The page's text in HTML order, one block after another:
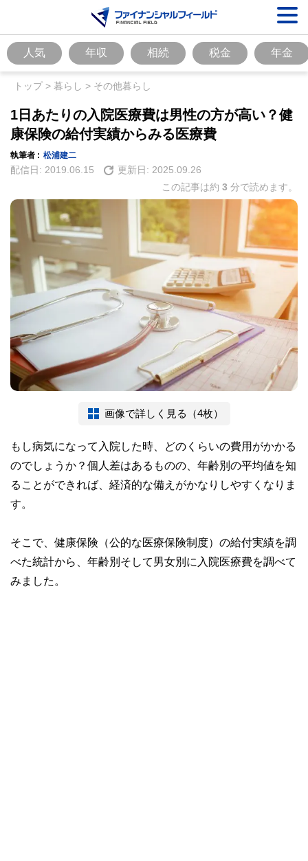
人気 年収 相続 税金 年金
トップ> 暮らし > その他暮らし
1日あたりの入院医療費は男性の方が高い？健
康保険の給付実績からみる医療費
執筆者 : 松浦建二
配信日: 2019.06.15 更新日: 2025.09.26
この記事は約 3 分で読めます。
画像で詳しく見る（4枚）
もし病気になって入院した時、どのくらいの費用がかかる
のでしょうか？個人差はあるものの、年齢別の平均値を知
ることができれば、経済的な備えがかなりしやすくなりま
す。
そこで、健康保険（公的な医療保険制度）の給付実績を調
べた統計から、年齢別そして男女別に入院医療費を調べて
みました。